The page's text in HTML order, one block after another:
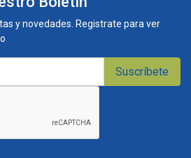
y novedades. Registrate para ver
Suscríbete